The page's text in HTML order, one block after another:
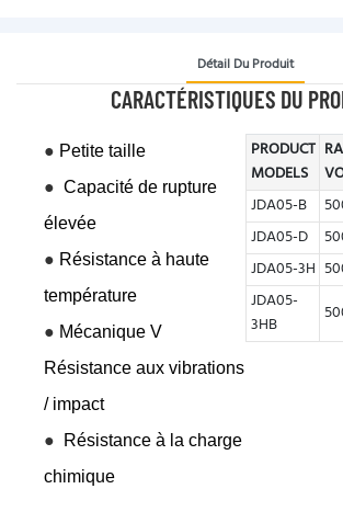
Détail Du Produit
CARACTÉRISTIQUES DU
● Petite taille
● Capacité de rupture
élevée
● Résistance à haute
température
● Mécanique V
Résistance aux vibrations
/ impact
●
Résistance à la charge
chimique
PRODUCT
MODELS
JDA05-B
JDA05-D
JDA05-3H
JDA05-
3HB